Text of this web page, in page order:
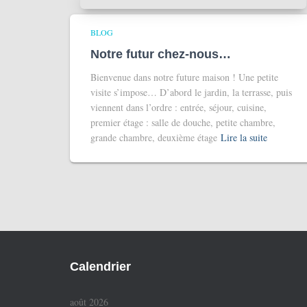
BLOG
Notre futur chez-nous…
Bienvenue dans notre future maison ! Une petite
visite s’impose… D’abord le jardin, la terrasse, puis
viennent dans l’ordre : entrée, séjour, cuisine,
premier étage : salle de douche, petite chambre,
grande chambre, deuxième étage Lire la suite
Calendrier
août 2026